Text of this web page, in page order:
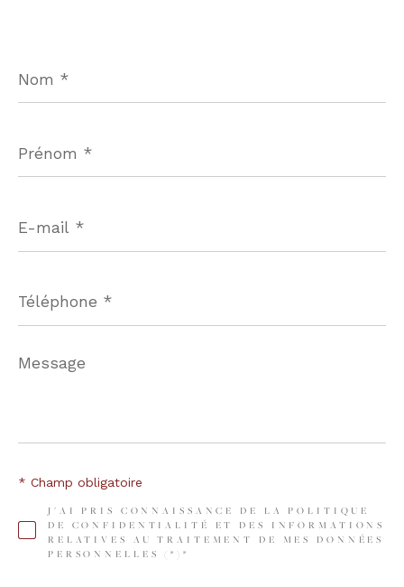
*
*
mail
*
*
Message
*
J'AI PRIS CONNAISSANCE DE LA POLITIQUE
DE CONFIDENTIALITÉ ET DES INFORMATIONS
RELATIVES AU TRAITEMENT DE MES DONNÉES
PERSONNELLES (*)*
* Champ obligatoire